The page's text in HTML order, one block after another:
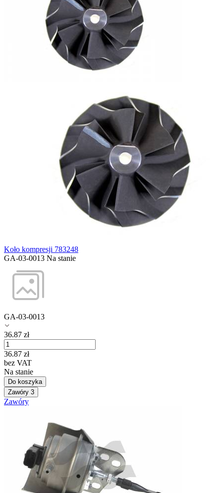
Koło kompresji 783248
GA-03-0013 Na stanie
GA-03-0013
36.87 zł
36.87 zł
bez VAT
Na stanie
Do koszyka
Zawóry 3
Zawóry